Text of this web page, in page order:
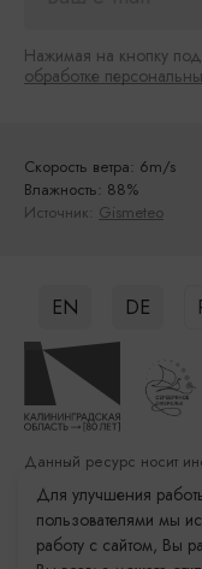
Нажимая на кнопку
обработке
Скорость ветра: 6m/s
Влажность: 88%
Источник: Gismeteo
EN DE
Данный ресурс носит
несет ответственности
сторонними
Разработка сайта:
Для улучшения
пользователями мы
работу с сайтом, Вы